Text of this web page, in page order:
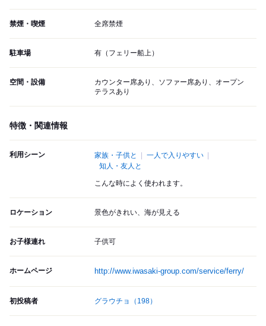
禁煙・喫煙 全席禁煙
駐車場 有（フェリー船上）
空間・設備
カウンター席あり、ソファー席あり、オープン
テラスあり
特徴・関連情報
利用シーン 家族・子供と
一人で入りやすい
知人・友人と
こんな時によく使われます。
ロケーション 景色がきれい、海が見える
お子様連れ 子供可
ホームページ http://www.iwasaki-group.com/service/ferry/
初投稿者 グラウチョ （198）